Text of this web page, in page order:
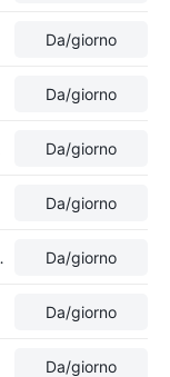
Da/giorno
Da/giorno
Da/giorno
Da/giorno
Da/giorno
Da/giorno
Da/giorno